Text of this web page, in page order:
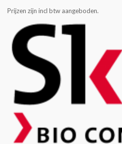
Prijzen zijn incl btw aangeboden.